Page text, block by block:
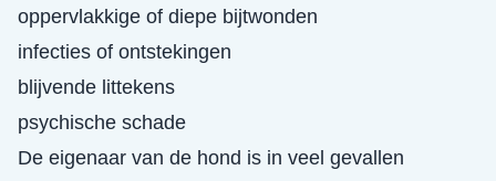
oppervlakkige of diepe bijtwonden
infecties of ontstekingen
blijvende littekens
psychische schade
De eigenaar van de hond is in veel gevallen